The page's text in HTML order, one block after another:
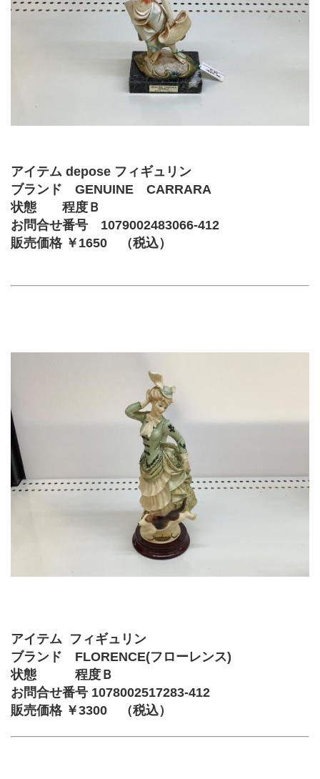
アイテム depose フィギュリン
ブランド　GENUINE　CARRARA
状態　　程度Ｂ
お問合せ番号 1079002483066-412
販売価格 ￥1650　（税込）
アイテム  フィギュリン
ブランド　FLORENCE(フローレンス)
状態　　　程度Ｂ
お問合せ番号 1078002517283-412
販売価格 ￥3300　（税込）